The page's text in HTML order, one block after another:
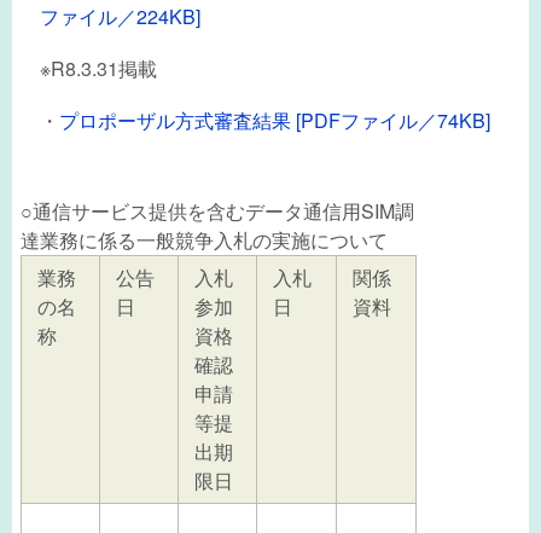
ファイル／224KB]
※R8.3.31掲載
・ プロポーザル方式審査結果 [PDFファイル／74KB]
○通信サービス提供を含むデータ通信用SIM調
達業務に係る一般競争入札の実施について
業務
の名
称
公告
日
入札
参加
資格
確認
申請
等提
出期
限日
入札
日
関係
資料